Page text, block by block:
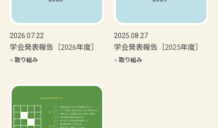
2026.07.22
学会発表報告［2026年度］
● 取り組み
2025.08.27
学会発表報告［2025年度］
● 取り組み